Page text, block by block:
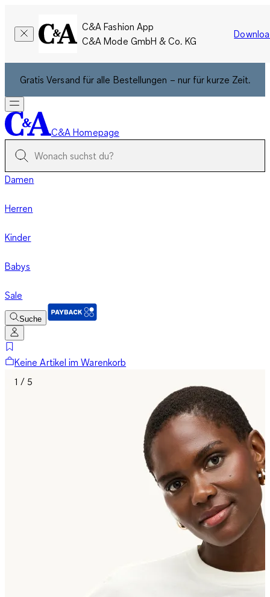
C&A Fashion App
C&A Mode GmbH & Co. KG
Gratis Versand für alle Bestellungen – nur für kurze Zeit.
C&A Homepage
Damen
Herren
Kinder
Babys
Sale
Suche
Keine Artikel im Warenkorb
1 / 5